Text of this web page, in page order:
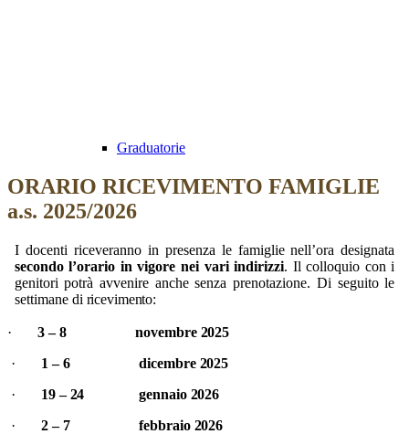
Graduatorie
ORARIO RICEVIMENTO FAMIGLIE
a.s. 2025/2026
I docenti riceveranno in presenza le famiglie nell’ora designata
secondo l’orario in vigore nei vari indirizzi. Il colloquio con i
genitori potrà avvenire anche senza prenotazione. Di seguito le
settimane di ricevimento:
· 3 – 8 novembre 2025
·
1 – 6 dicembre 2025
·
19 – 24 gennaio 2026
·
2 – 7 febbraio 2026